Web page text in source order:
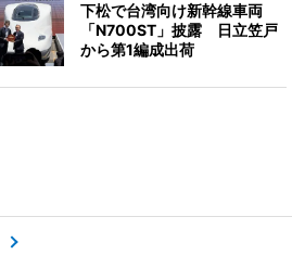
下松で台湾向け新幹線車両
「N700ST」披露 日立笠戸
から第1編成出荷